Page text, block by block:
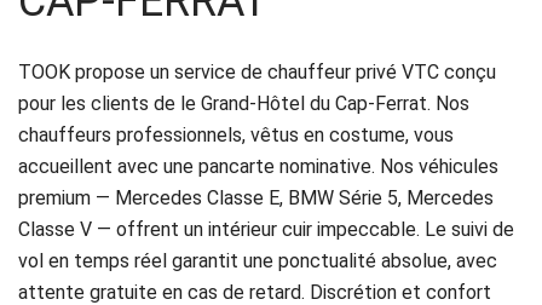
CGV
Politique
de
confidentialité
TOOK propose un service de chauffeur privé VTC conçu
pour les clients de le Grand-Hôtel du Cap-Ferrat. Nos
chauffeurs professionnels, vêtus en costume, vous
accueillent avec une pancarte nominative. Nos véhicules
premium — Mercedes Classe E, BMW Série 5, Mercedes
Classe V — offrent un intérieur cuir impeccable. Le suivi de
vol en temps réel garantit une ponctualité absolue, avec
attente gratuite en cas de retard. Discrétion et confort